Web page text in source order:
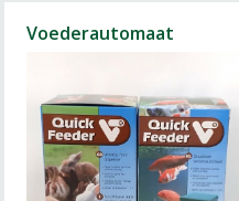
Voederautomaat